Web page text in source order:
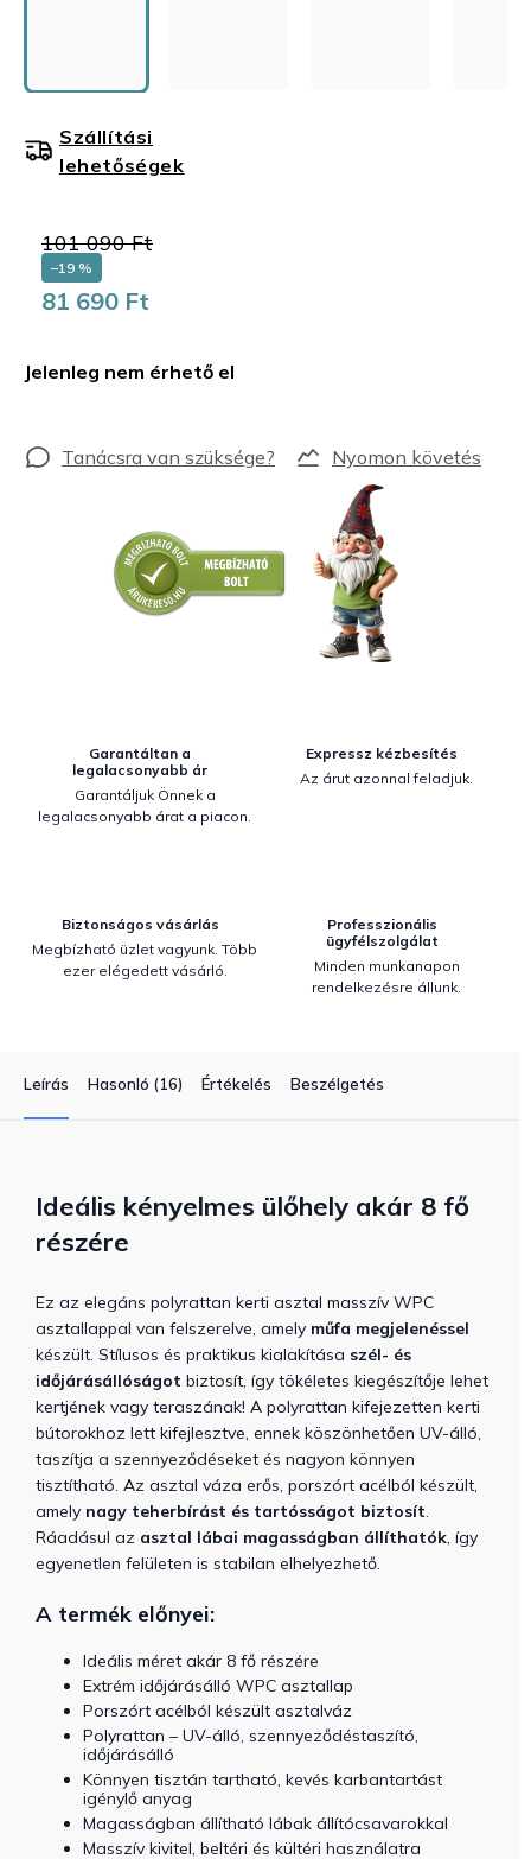
101 090 Ft
–19 %
81 690 Ft
Jelenleg nem érhető el
Szállítási
lehetőségek
Nyomon követés
Garantáltan a
legalacsonyabb ár
Garantáljuk Önnek a
legalacsonyabb árat a piacon.
Expressz kézbesítés
Az árut azonnal feladjuk.
Biztonságos vásárlás
Megbízható üzlet vagyunk. Több
ezer elégedett vásárló.
Professzionális
ügyfélszolgálat
Minden munkanapon
rendelkezésre állunk.
Leírás Hasonló (16) Értékelés Beszélgetés
Ideális kényelmes ülőhely akár 8 fő
részére
Ez az elegáns polyrattan kerti asztal masszív WPC
asztallappal van felszerelve, amely műfa megjelenéssel
készült. Stílusos és praktikus kialakítása szél- és
időjárásállóságot biztosít, így tökéletes kiegészítője lehet
kertjének vagy teraszának! A polyrattan kifejezetten kerti
bútorokhoz lett kifejlesztve, ennek köszönhetően UV-álló,
taszítja a szennyeződéseket és nagyon könnyen
tisztítható. Az asztal váza erős, porszórt acélból készült,
amely nagy teherbírást és tartósságot biztosít.
Ráadásul az asztal lábai magasságban állíthatók, így
egyenetlen felületen is stabilan elhelyezhető.
A termék előnyei:
Ideális méret akár 8 fő részére
Extrém időjárásálló WPC asztallap
Porszórt acélból készült asztalváz
Polyrattan – UV-álló, szennyeződéstaszító,
időjárásálló
Könnyen tisztán tartható, kevés karbantartást
igénylő anyag
Magasságban állítható lábak állítócsavarokkal
Masszív kivitel, beltéri és kültéri használatra